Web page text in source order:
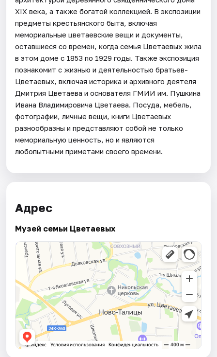
XIX века, а также богатой коллекцией. В экспозиции
предметы крестьянского быта, включая
мемориальные цветаевские вещи и документы,
оставшиеся со времен, когда семья Цветаевых жила
в этом доме с 1853 по 1929 годы. Также экспозиция
познакомит с жизнью и деятельностью братьев-
Цветаевых, включая историка и архивного деятеля
Дмитрия Цветаева и основателя ГМИИ им. Пушкина
Ивана Владимировича Цветаева. Посуда, мебель,
фотографии, личные вещи, книги Цветаевых
разнообразны и представляют собой не только
мемориальную ценность, но и являются
любопытными приметами своего времени.
Адрес
Музей семьи Цветаевых